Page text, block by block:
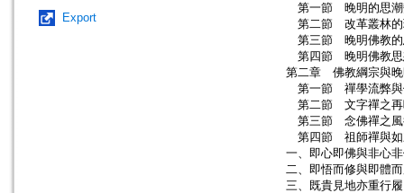
Export
第一節 晚明的思潮
第二節 改革叢林的
第三節 晚明佛教的
第四節 晚明佛教思
第二章 佛教綱宗與晚
第一節 禪學流弊與
第二節 文字禪之再
第三節 念佛禪之風
第四節 祖師禪與如
一、即心即佛與非心
二、即悟而修與即體
三、既貴見地亦重行